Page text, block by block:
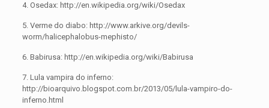
4. Osedax: http://en.wikipedia.org/wiki/Osedax
5. Verme do diabo: http://www.arkive.org/devils-
worm/halicephalobus-mephisto/
6. Babirusa: http://en.wikipedia.org/wiki/Babirusa
7. Lula vampira do inferno:
http://bioarquivo.blogspot.com.br/2013/05/lula-vampiro-do-
inferno.html